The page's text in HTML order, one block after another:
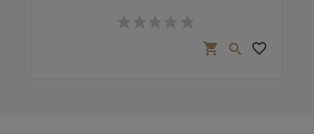
shopping_cart  favorite_border